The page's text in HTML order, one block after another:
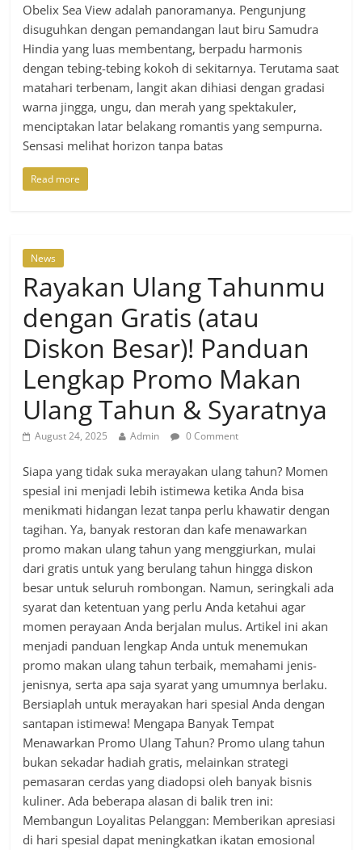
Obelix Sea View adalah panoramanya. Pengunjung
disuguhkan dengan pemandangan laut biru Samudra
Hindia yang luas membentang, berpadu harmonis
dengan tebing-tebing kokoh di sekitarnya. Terutama saat
matahari terbenam, langit akan dihiasi dengan gradasi
warna jingga, ungu, dan merah yang spektakuler,
menciptakan latar belakang romantis yang sempurna.
Sensasi melihat horizon tanpa batas
Read more
News
Rayakan Ulang Tahunmu
dengan Gratis (atau
Diskon Besar)! Panduan
Lengkap Promo Makan
Ulang Tahun & Syaratnya
August 24, 2025 Admin 0 Comment
Siapa yang tidak suka merayakan ulang tahun? Momen
spesial ini menjadi lebih istimewa ketika Anda bisa
menikmati hidangan lezat tanpa perlu khawatir dengan
tagihan. Ya, banyak restoran dan kafe menawarkan
promo makan ulang tahun yang menggiurkan, mulai
dari gratis untuk yang berulang tahun hingga diskon
besar untuk seluruh rombongan. Namun, seringkali ada
syarat dan ketentuan yang perlu Anda ketahui agar
momen perayaan Anda berjalan mulus. Artikel ini akan
menjadi panduan lengkap Anda untuk menemukan
promo makan ulang tahun terbaik, memahami jenis-
jenisnya, serta apa saja syarat yang umumnya berlaku.
Bersiaplah untuk merayakan hari spesial Anda dengan
santapan istimewa! Mengapa Banyak Tempat
Menawarkan Promo Ulang Tahun? Promo ulang tahun
bukan sekadar hadiah gratis, melainkan strategi
pemasaran cerdas yang diadopsi oleh banyak bisnis
kuliner. Ada beberapa alasan di balik tren ini:
Membangun Loyalitas Pelanggan: Memberikan apresiasi
di hari spesial dapat meningkatkan ikatan emosional